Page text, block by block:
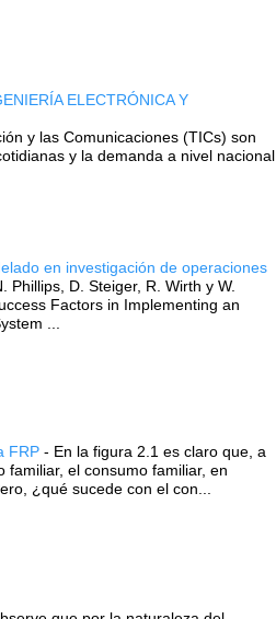
ELECTRÓNICA Y
y las Comunicaciones (TICs) son
y la demanda a nivel nacional
en investigación de operaciones
Phillips, D. Steiger, R. Wirth y W.
Factors in Implementing an
...
FRP - En la figura 2.1 es claro que, a
familiar, el consumo familiar, en
¿qué sucede con el con...